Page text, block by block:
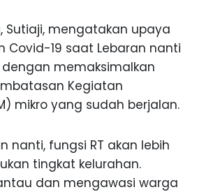
Sutiaji, mengatakan upaya
Covid-19 saat Lebaran nanti
memaksimalkan
Kegiatan
mikro yang sudah berjalan.
nanti, fungsi RT akan lebih
tingkat kelurahan.
dan mengawasi warga